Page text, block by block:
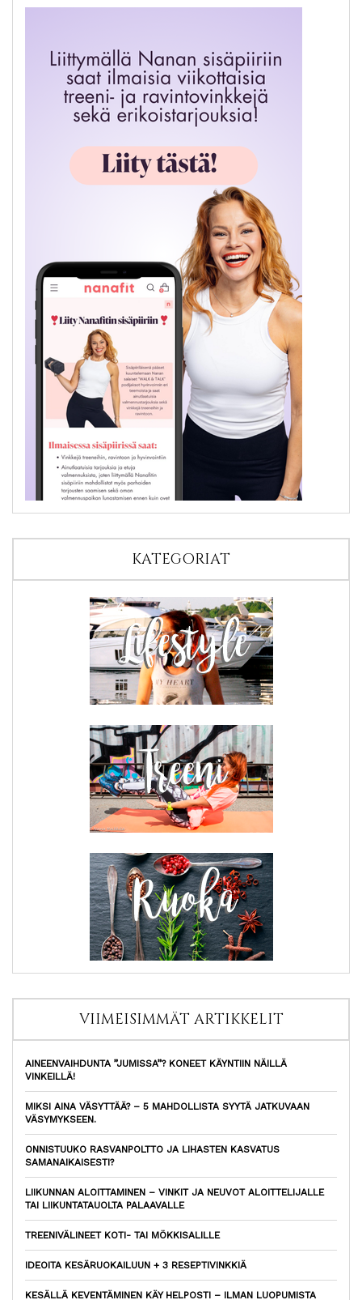
KATEGORIAT
VIIMEISIMMÄT ARTIKKELIT
AINEENVAIHDUNTA ”JUMISSA”? KONEET KÄYNTIIN NÄILLÄ
VINKEILLÄ!
MIKSI AINA VÄSYTTÄÄ? – 5 MAHDOLLISTA SYYTÄ JATKUVAAN
VÄSYMYKSEEN.
ONNISTUUKO RASVANPOLTTO JA LIHASTEN KASVATUS
SAMANAIKAISESTI?
LIIKUNNAN ALOITTAMINEN – VINKIT JA NEUVOT ALOITTELIJALLE
TAI LIIKUNTATAUOLTA PALAAVALLE
TREENIVÄLINEET KOTI- TAI MÖKKISALILLE
IDEOITA KESÄRUOKAILUUN + 3 RESEPTIVINKKIÄ
KESÄLLÄ KEVENTÄMINEN KÄY HELPOSTI – ILMAN LUOPUMISTA